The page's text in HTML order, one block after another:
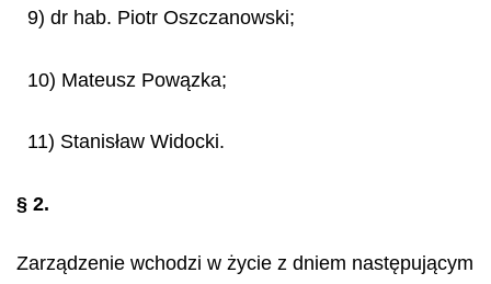
9) dr hab. Piotr Oszczanowski;
10) Mateusz Powązka;
11) Stanisław Widocki.
§ 2.
Zarządzenie wchodzi w życie z dniem następującym